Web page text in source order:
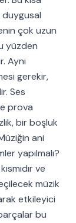
duygusal
çok uzun
yüzden
Aynı
gerekir,
Ses
prova
bir boşluk
ani
yapılmalı?
ve
müzik
etkileyici
bu